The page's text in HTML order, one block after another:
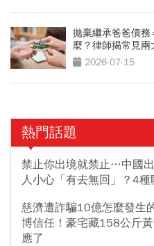
拋棄繼承爸爸債
麼？律師揭常見
2026-07-15
熱門話題
禁止你出境就禁止…中國
人小心「有去無回」？4
慈濟遭詐騙10億怎麼發生
博信任！豪宅藏158公斤
應了